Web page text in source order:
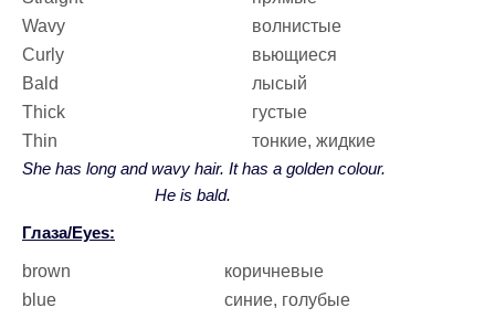
Wavy
волнистые
Curly
вьющиеся
Bald
лысый
Thick
густые
Thin
тонкие, жидкие
She has long and wavy hair. It has a golden colour.
He is bald.
Глаза/Eyes:
brown
коричневые
blue
синие, голубые